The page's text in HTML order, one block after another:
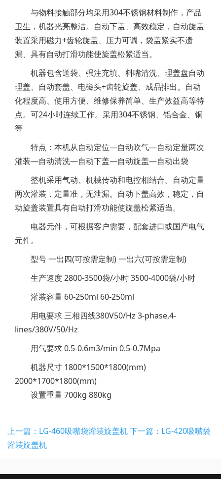
与物料接触部分均采用304不锈钢材料制作，产品
卫生，机器光亮整洁。自动下盖、高效稳定，自动旋盖
装置采用磁力+齿轮旋盖、压力可调，袋盖紧实不遗
漏、具有自动打滑功能使旋盖松紧适当。
机器包含送袋、强注充填、料嘴清洗、理盖盘自动
理盖、自动套盖、电磁头+齿轮旋盖、成品排出。自动
化程度高、使用方便、维修保养简单、生产效益高等特
点。可24小时连续工作。采用304不锈钢、铝合金、铜
等
特点：本机从自动定位—自动吹气—自动定量两次
灌装—自动清洗—自动下盖—自动旋盖—自动出袋
整机采用气动、机械传动和电控相结合。自动定量
两次灌装，定量准，无泄漏。自动下盖高效，稳定，自
动旋盖装置具有自动打滑功能使旋盖松紧适当。
电器元件，可根据客户需要，配套进口或国产电气
元件。
型号 一出四(可按需定制) 一出六(可按需定制)
生产速度 2800-3500袋/小时 3500-4000袋/小时
灌装容量 60-250ml 60-250ml
用电要求 三相四线380V50/Hz 3-phase,4-
lines/380V/50/Hz
用气要求 0.5-0.6m3/min 0.5-0.7Mpa
机器尺寸 1800*1500*1800(mm)
2000*1700*1800(mm)
设置重量 700kg 880kg
上一篇：LG-460吸嘴袋灌装旋盖机下一篇：LG-420吸嘴袋
灌装旋盖机